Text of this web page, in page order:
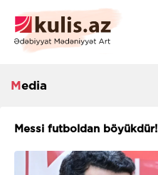
Media
Messi futboldan böyükdür!